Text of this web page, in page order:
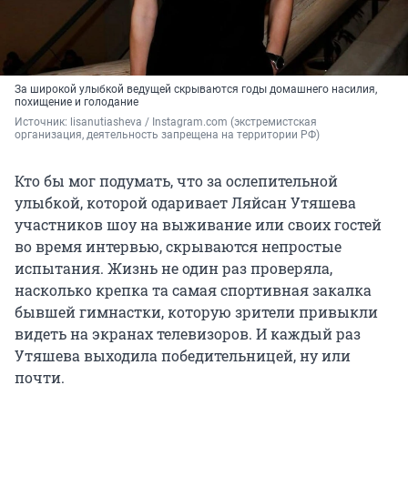
За широкой улыбкой ведущей скрываются годы домашнего насилия,
похищение и голодание
Источник: lisanutiasheva / Instagram.com (экстремистская
организация, деятельность запрещена на территории РФ)
Кто бы мог подумать, что за ослепительной
улыбкой, которой одаривает Ляйсан Утяшева
участников шоу на выживание или своих гостей
во время интервью, скрываются непростые
испытания. Жизнь не один раз проверяла,
насколько крепка та самая спортивная закалка
бывшей гимнастки, которую зрители привыкли
видеть на экранах телевизоров. И каждый раз
Утяшева выходила победительницей, ну или
почти.